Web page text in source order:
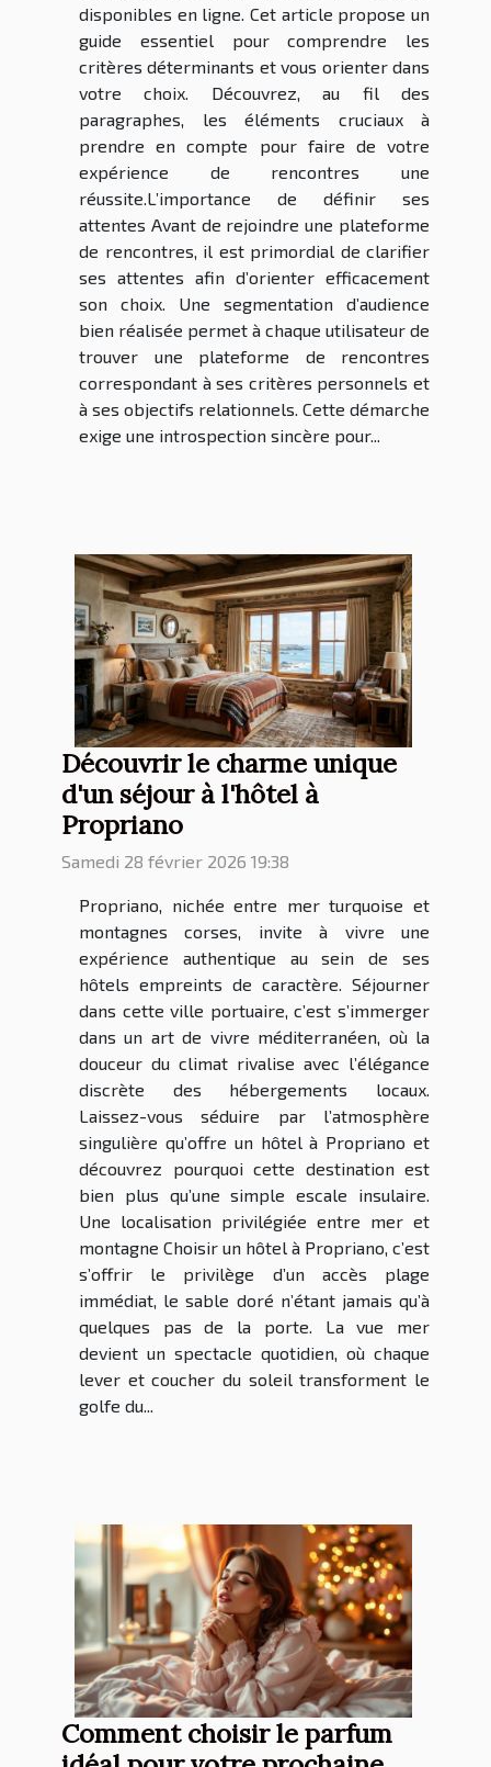
disponibles en ligne. Cet article propose un
guide essentiel pour comprendre les
critères déterminants et vous orienter dans
votre choix. Découvrez, au fil des
paragraphes, les éléments cruciaux à
prendre en compte pour faire de votre
expérience de rencontres une
réussite.L’importance de définir ses
attentes Avant de rejoindre une plateforme
de rencontres, il est primordial de clarifier
ses attentes afin d’orienter efficacement
son choix. Une segmentation d’audience
bien réalisée permet à chaque utilisateur de
trouver une plateforme de rencontres
correspondant à ses critères personnels et
à ses objectifs relationnels. Cette démarche
exige une introspection sincère pour...
Découvrir le charme unique
d'un séjour à l'hôtel à
Propriano
Samedi 28 février 2026 19:38
Propriano, nichée entre mer turquoise et
montagnes corses, invite à vivre une
expérience authentique au sein de ses
hôtels empreints de caractère. Séjourner
dans cette ville portuaire, c’est s’immerger
dans un art de vivre méditerranéen, où la
douceur du climat rivalise avec l’élégance
discrète des hébergements locaux.
Laissez-vous séduire par l’atmosphère
singulière qu’offre un hôtel à Propriano et
découvrez pourquoi cette destination est
bien plus qu’une simple escale insulaire.
Une localisation privilégiée entre mer et
montagne Choisir un hôtel à Propriano, c’est
s’offrir le privilège d’un accès plage
immédiat, le sable doré n’étant jamais qu’à
quelques pas de la porte. La vue mer
devient un spectacle quotidien, où chaque
lever et coucher du soleil transforment le
golfe du...
Comment choisir le parfum